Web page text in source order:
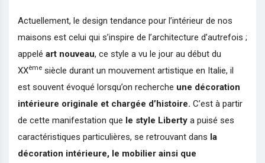
Actuellement, le design tendance pour l’intérieur de nos
maisons est celui qui s’inspire de l’architecture d’autrefois ;
appelé art nouveau, ce style a vu le jour au début du
XXème siècle durant un mouvement artistique en Italie, il
est souvent évoqué lorsqu’on recherche une décoration
intérieure originale et chargée d’histoire. C’est à partir
de cette manifestation que le style Liberty a puisé ses
caractéristiques particulières, se retrouvant dans la
décoration intérieure, le mobilier ainsi que